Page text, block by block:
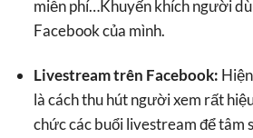
miễn phí…Khuyến khích người
Facebook của mình.
Livestream trên Facebook:
là cách thu hút người xem rất
chức các buổi livestream để tâm